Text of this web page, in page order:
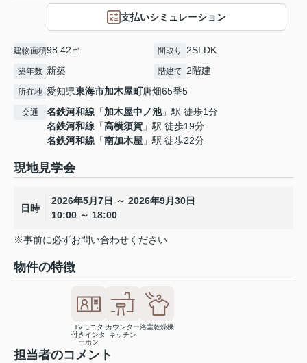
支払いシミュレーション
建物面積98.42㎡ 間取り 2SLDK
築年数 新築 階建て 2階建
所在地 愛知県東海市加木屋町唐畑65番5
交通 名鉄河和線 「加木屋中ノ池」駅 徒歩1分
名鉄河和線 「高横須賀 」駅 徒歩19分
名鉄河和線 「南加木屋 」駅 徒歩22分
現地見学会
日時
2026年5月7日 ～ 2026年9月30日
10:00 ～ 18:00
※事前に必ずお問い合わせください
物件の特徴
TVモニタ
付きインタ
ーホン
カウンター
キッチン
浴室乾燥機
担当者のコメント